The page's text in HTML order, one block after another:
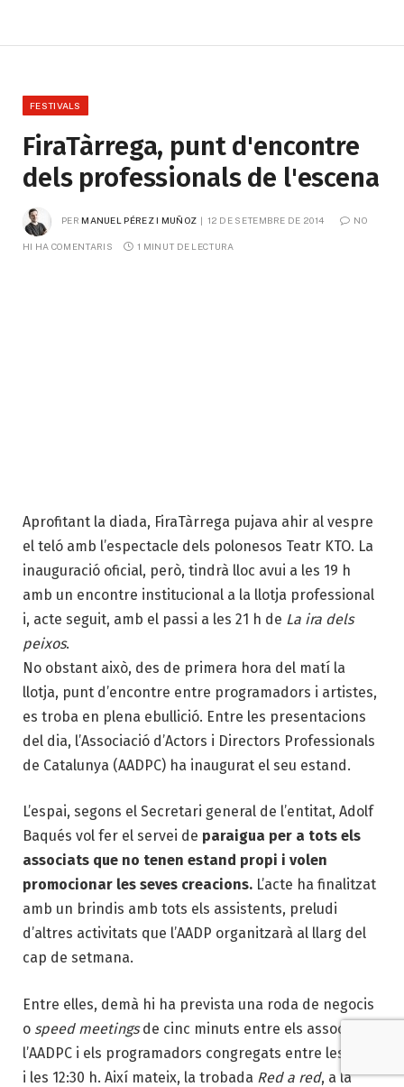
FESTIVALS
FiraTàrrega, punt d'encontre
dels professionals de l'escena
PER MANUEL PÉREZ I MUÑOZ 12 DE SETEMBRE DE 2014 NO
HI HA COMENTARIS 1 MINUT DE LECTURA
Aprofitant la diada, FiraTàrrega pujava ahir al vespre
el teló amb l’espectacle dels polonesos Teatr KTO. La
inauguració oficial, però, tindrà lloc avui a les 19 h
amb un encontre institucional a la llotja professional
i, acte seguit, amb el passi a les 21 h de La ira dels
peixos.
No obstant això, des de primera hora del matí la
llotja, punt d’encontre entre programadors i artistes,
es troba en plena ebullició. Entre les presentacions
del dia, l’Associació d’Actors i Directors Professionals
de Catalunya (AADPC) ha inaugurat el seu estand.
L’espai, segons el Secretari general de l’entitat, Adolf
Baqués vol fer el servei de paraigua per a tots els
associats que no tenen estand propi i volen
promocionar les seves creacions. L’acte ha finalitzat
amb un brindis amb tots els assistents, preludi
d’altres activitats que l’AADP organitzarà al llarg del
cap de setmana.
Entre elles, demà hi ha prevista una roda de negocis
o speed meetingsde cinc minuts entre els associats a
l’AADPC i els programadors congregats entre les 11:30
i les 12:30 h. Així mateix, la trobada Red a red, a la